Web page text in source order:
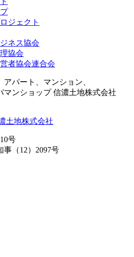
パート、マンション、
マンショップ 信濃土地株式会社
号
（12）2097号